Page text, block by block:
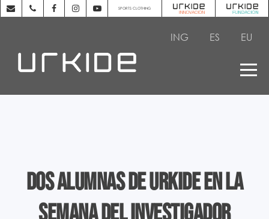
SPORTS CLOTHING
ING ES EU
Dos alumnas de Urkide en la